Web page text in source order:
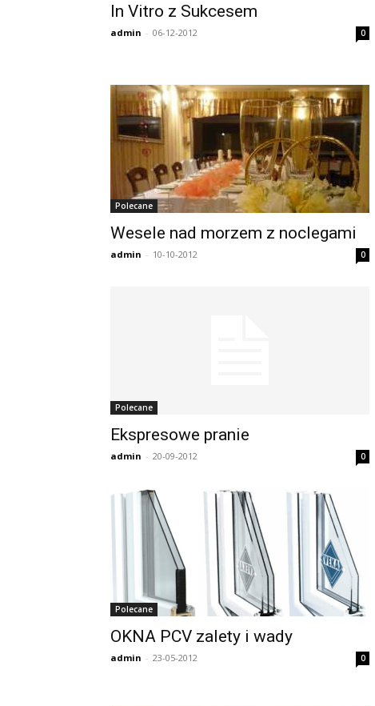
In Vitro z Sukcesem
admin - 06-12-2012 0
Polecane
Wesele nad morzem z noclegami
admin - 10-10-2012 0
Polecane
Ekspresowe pranie
admin - 20-09-2012 0
Polecane
OKNA PCV zalety i wady
admin - 23-05-2012 0